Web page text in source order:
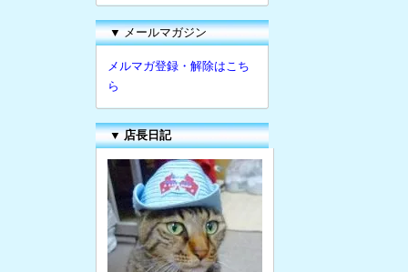
▼ メールマガジン
メルマガ登録・解除はこち
ら
▼ 店長日記